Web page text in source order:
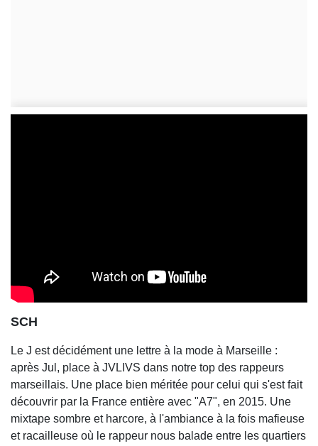
SCH
Le J est décidément une lettre à la mode à Marseille :
après Jul, place à JVLIVS dans notre top des rappeurs
marseillais. Une place bien méritée pour celui qui s'est fait
découvrir par la France entière avec "A7", en 2015. Une
mixtape sombre et harcore, à l'ambiance à la fois mafieuse
et racailleuse où le rappeur nous balade entre les quartiers